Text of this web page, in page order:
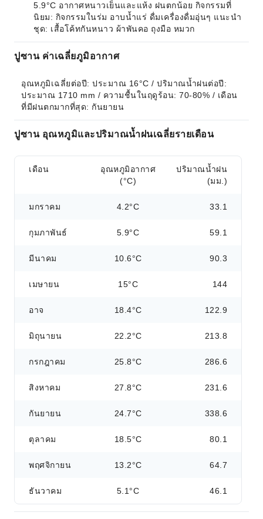
5.9°C อากาศหนาวเย็นและแห้ง ฝนตกน้อย กิจกรรมที่
นิยม: กิจกรรมในร่ม อาบน้ำแร่ ดื่มเครื่องดื่มอุ่นๆ แนะนำ
ชุด: เสื้อโค้ทกันหนาว ผ้าพันคอ ถุงมือ หมวก
ปูซาน ค่าเฉลี่ยภูมิอากาศ
อุณหภูมิเฉลี่ยต่อปี: ประมาณ 16°C / ปริมาณน้ำฝนต่อปี:
ประมาณ 1710 mm / ความชื้นในฤดูร้อน: 70-80% / เดือน
ที่มีฝนตกมากที่สุด: กันยายน
ปูซาน อุณหภูมิและปริมาณน้ำฝนเฉลี่ยรายเดือน
เดือน
อุณหภูมิอากาศ
(°C)
ปริมาณน้ำฝน
(มม.)
มกราคม 4.2°C 33.1
กุมภาพันธ์ 5.9°C 59.1
มีนาคม 10.6°C 90.3
เมษายน 15°C 144
อาจ 18.4°C 122.9
มิถุนายน 22.2°C 213.8
กรกฎาคม 25.8°C 286.6
สิงหาคม 27.8°C 231.6
กันยายน 24.7°C 338.6
ตุลาคม 18.5°C 80.1
พฤศจิกายน 13.2°C 64.7
ธันวาคม 5.1°C 46.1